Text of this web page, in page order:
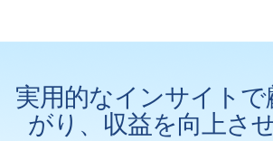
実用的なインサイト
がり、収益を向上さ